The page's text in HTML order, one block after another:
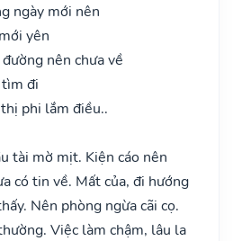
ngày mới nên
yên
nên chưa về
đi
phi lắm điều..
tài mờ mịt. Kiện cáo nên
có tin về. Mất của, đi hướng
Nên phòng ngừa cãi cọ.
Việc làm chậm, lâu la